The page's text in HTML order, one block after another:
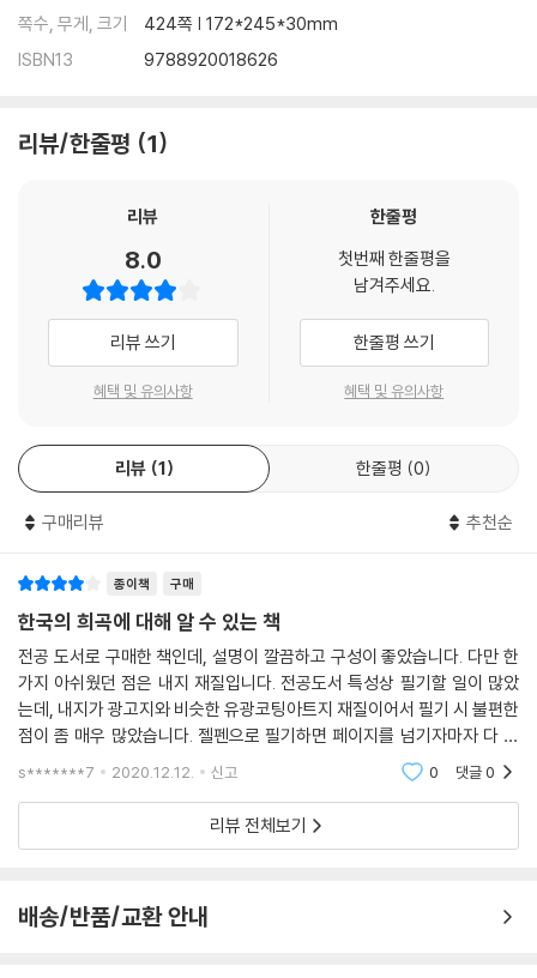
참고문헌
찾아보기
쪽수, 무게, 크기
424쪽 | 172*245*30mm
ISBN13
9788920018626
리뷰/한줄평 1
리뷰
8.0
리뷰 쓰기
혜택 및 유의사항
한줄평
첫번째 한줄평을
남겨주세요.
한줄평 쓰기
혜택 및 유의사항
리뷰 1 한줄평 0
구매리뷰 추천순
종이책 구매
한국의 희곡에 대해 알 수 있는 책
전공 도서로 구매한 책인데, 설명이 깔끔하고 구성이 좋았습니다. 다만 한
가지 아쉬웠던 점은 내지 재질입니다. 전공도서 특성상 필기할 일이 많았
는데, 내지가 광고지와 비슷한 유광코팅아트지 재질이어서 필기 시 불편한
점이 좀 매우 많았습니다. 젤펜으로 필기하면 페이지를 넘기자마자 다 번
져요.. 형광펜도 잘 번지더라고요. 이 점 제외하면 한 학기 동안 잘 사용했
s*******7 2020.12.12. 신고 0 댓글0
리뷰 전체보기
배송/반품/교환 안내